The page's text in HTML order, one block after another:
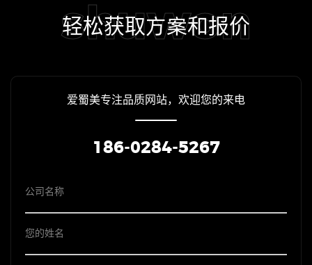
shuwon
轻松获取方案和报价
爱蜀美专注品质网站，欢迎您的来电
186-0284-5267